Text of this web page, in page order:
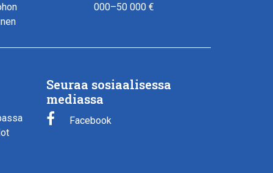
000–50 000 €
Seuraa sosiaalisessa
mediassa
Facebook